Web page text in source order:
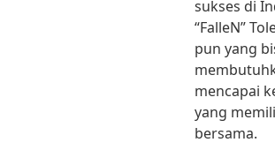
sukses di
“FalleN”
pun yang
mencapai
yang
bersama.